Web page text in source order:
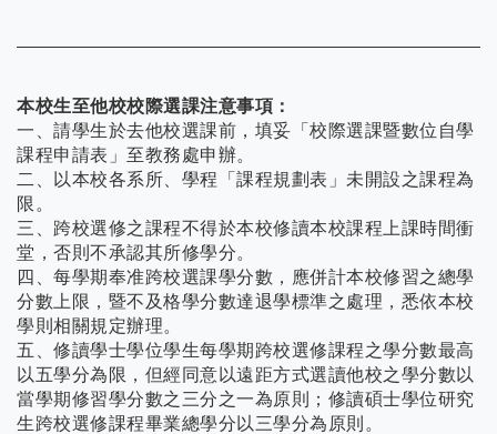
本校生至他校校際選課注意事項：
一、請學生於去他校選課前，填妥「校際選課暨數位自學
課程申請表」至教務處申辦。
二、以本校各系所、學程「課程規劃表」未開設之課程為
限。
三、跨校選修之課程不得於本校修讀本校課程上課時間衝
堂，否則不承認其所修學分。
四、每學期奉准跨校選課學分數，應併計本校修習之總學
分數上限，暨不及格學分數達退學標準之處理，悉依本校
學則相關規定辦理。
五、修讀學士學位學生每學期跨校選修課程之學分數最高
以五學分為限，但經同意以遠距方式選讀他校之學分數以
當學期修習學分數之三分之一為原則；修讀碩士學位研究
生跨校選修課程畢業總學分以三學分為原則。